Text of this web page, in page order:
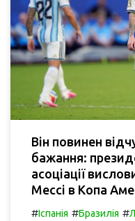
Він повинен
бажання:
асоціації
Мессі в Копа
#Іспанія #Бразилія #